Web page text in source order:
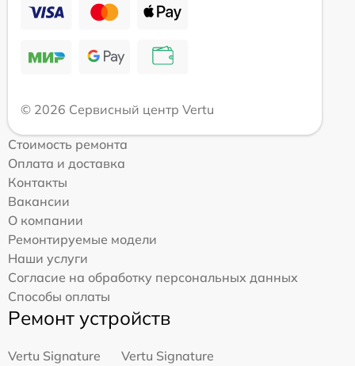
© 2026 Сервисный центр Vertu
Стоимость ремонта
Оплата и доставка
Контакты
Вакансии
О компании
Ремонтируемые модели
Наши услуги
Согласие на обработку персональных данных
Способы оплаты
Ремонт устройств
Vertu Signature
Vertu Signature